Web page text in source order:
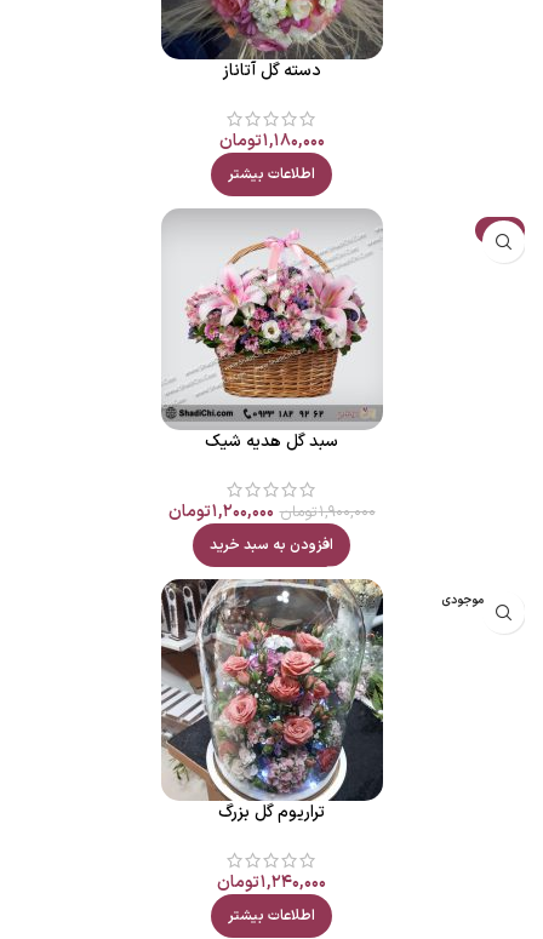
دسته گل آتاناز
۱,۱۸۰,۰۰۰تومان
اطلاعات بیشتر
حراج
سبد گل هدیه شیک
۱,۹۰۰,۰۰۰تومان ۱,۲۰۰,۰۰۰تومان
افزودن به سبد خرید
اتمام موجودی
تراریوم گل بزرگ
۱,۲۴۰,۰۰۰تومان
اطلاعات بیشتر